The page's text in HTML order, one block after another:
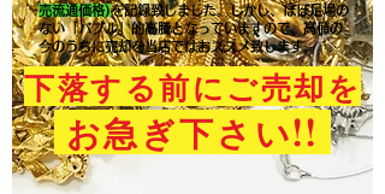
売流通価格)を記録致しました。​しかし、ほぼ足場の
ない「バブル」的高騰となっていますので、高値の
今のうちに売却を当店ではおススメ致します。
下落する前にご売却を
お急ぎ下さい!!